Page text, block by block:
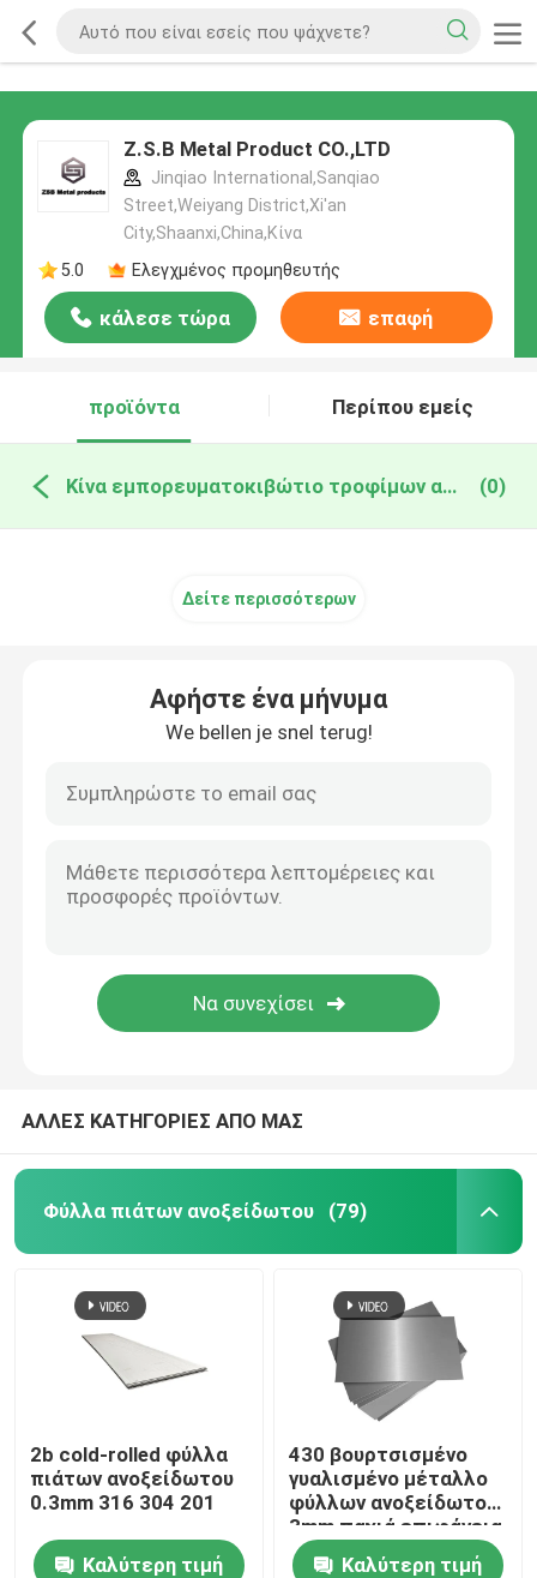
Z.S.B Metal Product CO.,LTD
Jinqiao International,Sanqiao
Street,Weiyang District,Xi'an
City,Shaanxi,China,Κίνα
5.0
Ελεγχμένος προμηθευτής
κάλεσε τώρα επαφή
προϊόντα Περίπου εμείς
Κίνα εμπορευματοκιβώτιο τροφίμων αργιλίου (0)
Δείτε περισσότερων
Αφήστε ένα μήνυμα
We bellen je snel terug!
ΑΛΛΕΣ ΚΑΤΗΓΟΡΙΕΣ ΑΠΟ ΜΑΣ
Φύλλα πιάτων ανοξείδωτου (79)
2b cold-rolled φύλλα
πιάτων ανοξείδωτου
0.3mm 316 304 201
Καλύτερη τιμή
430 βουρτσισμένο
γυαλισμένο μέταλλο
φύλλων ανοξείδωτου
3mm παχιά επιφάνεια
2B
Καλύτερη τιμή